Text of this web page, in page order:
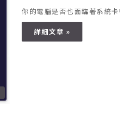
你的電腦是否也面臨著系統
詳細文章 »